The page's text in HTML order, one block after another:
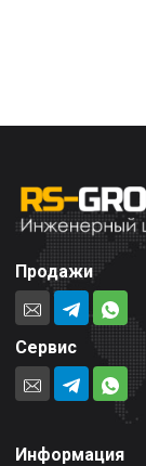
Продажи
Сервис
Информация